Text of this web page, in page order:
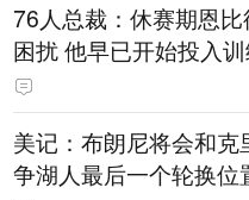
76人总裁：休赛期恩
困扰 他早已开始投入
美记：布朗尼将会和克
争湖人最后一个轮换位